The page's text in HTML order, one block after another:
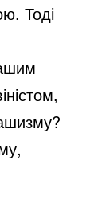
Тоді